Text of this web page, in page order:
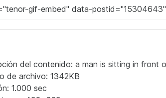
del contenido: a man is sitting in front
de archivo: 1342KB
1.000 sec